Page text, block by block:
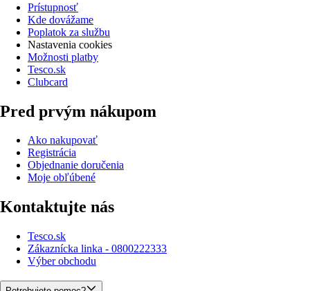
Prístupnosť
Kde dovážame
Poplatok za službu
Nastavenia cookies
Možnosti platby
Tesco.sk
Clubcard
Pred prvým nákupom
Ako nakupovať
Registrácia
Objednanie doručenia
Moje obľúbené
Kontaktujte nás
Tesco.sk
Zákaznícka linka - 0800222333
Výber obchodu